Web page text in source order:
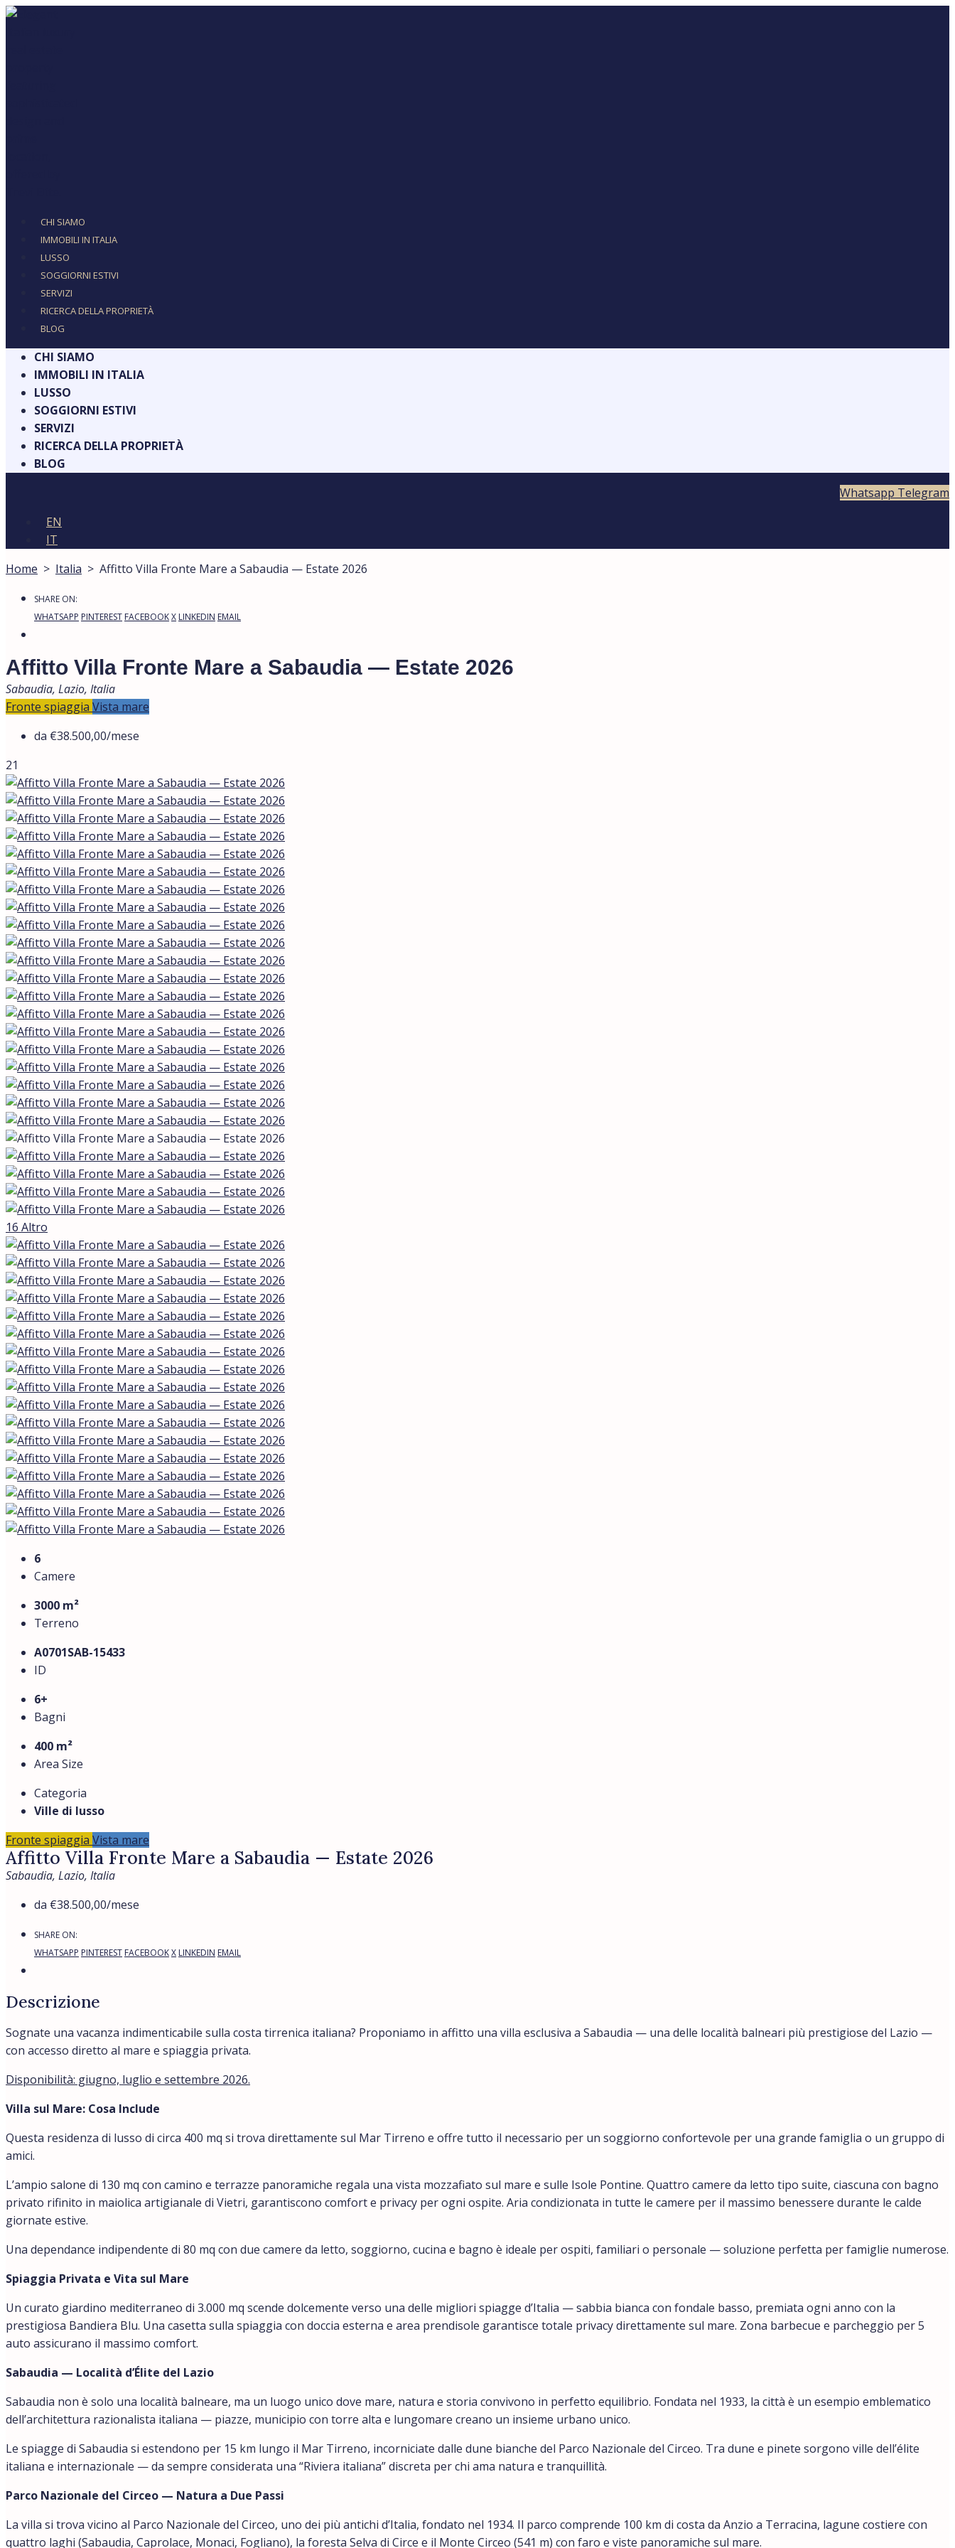
CHI SIAMO
IMMOBILI IN ITALIA
LUSSO
SOGGIORNI ESTIVI
SERVIZI
RICERCA DELLA PROPRIETÀ
BLOG
CHI SIAMO
IMMOBILI IN ITALIA
LUSSO
SOGGIORNI ESTIVI
SERVIZI
RICERCA DELLA PROPRIETÀ
BLOG
Whatsapp Telegram
EN
IT
Home > Italia > Affitto Villa Fronte Mare a Sabaudia — Estate 2026
SHARE ON:
WHATSAPP PINTEREST FACEBOOKX LINKEDIN EMAIL
Affitto Villa Fronte Mare a Sabaudia — Estate 2026
Sabaudia, Lazio, Italia
Fronte spiaggia Vista mare
da €38.500,00/mese
21
16 Altro
6
Camere
3000 m²
Terreno
A0701SAB-15433
ID
6+
Bagni
400 m²
Area Size
Categoria
Ville di lusso
Fronte spiaggia Vista mare
Affitto Villa Fronte Mare a Sabaudia — Estate 2026
Sabaudia, Lazio, Italia
da €38.500,00/mese
SHARE ON:
WHATSAPP PINTEREST FACEBOOKX LINKEDIN EMAIL
Descrizione
Sognate una vacanza indimenticabile sulla costa tirrenica italiana? Proponiamo in affitto una villa esclusiva a Sabaudia — una delle località balneari più prestigiose del Lazio —
con accesso diretto al mare e spiaggia privata.
Disponibilità: giugno, luglio e settembre 2026.
Villa sul Mare: Cosa Include
Questa residenza di lusso di circa 400 mq si trova direttamente sul Mar Tirreno e offre tutto il necessario per un soggiorno confortevole per una grande famiglia o un gruppo di
amici.
L’ampio salone di 130 mq con camino e terrazze panoramiche regala una vista mozzafiato sul mare e sulle Isole Pontine. Quattro camere da letto tipo suite, ciascuna con bagno
privato rifinito in maiolica artigianale di Vietri, garantiscono comfort e privacy per ogni ospite. Aria condizionata in tutte le camere per il massimo benessere durante le calde
giornate estive.
Una dependance indipendente di 80 mq con due camere da letto, soggiorno, cucina e bagno è ideale per ospiti, familiari o personale — soluzione perfetta per famiglie numerose.
Spiaggia Privata e Vita sul Mare
Un curato giardino mediterraneo di 3.000 mq scende dolcemente verso una delle migliori spiagge d’Italia — sabbia bianca con fondale basso, premiata ogni anno con la
prestigiosa Bandiera Blu. Una casetta sulla spiaggia con doccia esterna e area prendisole garantisce totale privacy direttamente sul mare. Zona barbecue e parcheggio per 5
auto assicurano il massimo comfort.
Sabaudia — Località d’Élite del Lazio
Sabaudia non è solo una località balneare, ma un luogo unico dove mare, natura e storia convivono in perfetto equilibrio. Fondata nel 1933, la città è un esempio emblematico
dell’architettura razionalista italiana — piazze, municipio con torre alta e lungomare creano un insieme urbano unico.
Le spiagge di Sabaudia si estendono per 15 km lungo il Mar Tirreno, incorniciate dalle dune bianche del Parco Nazionale del Circeo. Tra dune e pinete sorgono ville dell’élite
italiana e internazionale — da sempre considerata una “Riviera italiana” discreta per chi ama natura e tranquillità.
Parco Nazionale del Circeo — Natura a Due Passi
La villa si trova vicino al Parco Nazionale del Circeo, uno dei più antichi d’Italia, fondato nel 1934. Il parco comprende 100 km di costa da Anzio a Terracina, lagune costiere con
quattro laghi (Sabaudia, Caprolace, Monaci, Fogliano), la foresta Selva di Circe e il Monte Circeo (541 m) con faro e viste panoramiche sul mare.